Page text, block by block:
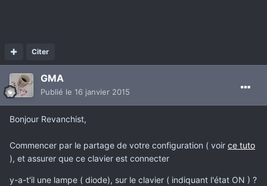
Citer
GMA
Publié le 16 janvier 2015
Bonjour Revanchist,
Commencer par le partage de votre configuration ( voir ce tuto
), et assurer que ce clavier est connecter
y-a-t'il une lampe ( diode), sur le clavier ( indiquant l'état ON ) ?